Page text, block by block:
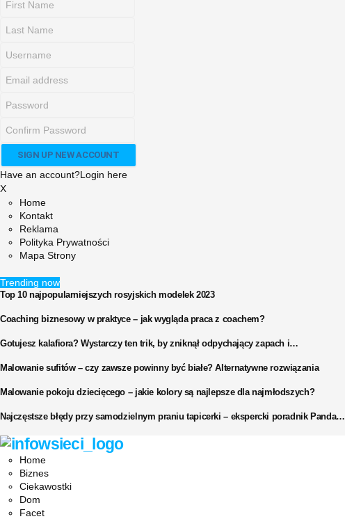
Have an account?Login here
X
Home
Kontakt
Reklama
Polityka Prywatności
Mapa Strony
Trending now
Top 10 najpopularniejszych rosyjskich modelek 2023
Coaching biznesowy w praktyce – jak wygląda praca z coachem?
Gotujesz kalafiora? Wystarczy ten trik, by zniknął odpychający zapach i…
Malowanie sufitów – czy zawsze powinny być białe? Alternatywne rozwiązania
Malowanie pokoju dziecięcego – jakie kolory są najlepsze dla najmłodszych?
Najczęstsze błędy przy samodzielnym praniu tapicerki – ekspercki poradnik Panda…
Facebook
Twitter
Instagram
Pinterest
Youtube
Snapchat
Home
Biznes
Ciekawostki
Dom
Facet